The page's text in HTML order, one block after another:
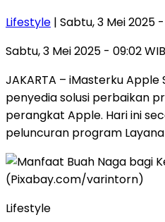
Lifestyle | Sabtu, 3 Mei 2025
Sabtu, 3 Mei 2025 - 09:02 WIB
JAKARTA – iMasterku
penyedia solusi perbaikan
perangkat Apple. Hari ini
peluncuran program
Lifestyle